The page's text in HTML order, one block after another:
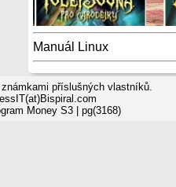
Manuál Linux
příslušných vlastníků.
Money S3| pg(3168)